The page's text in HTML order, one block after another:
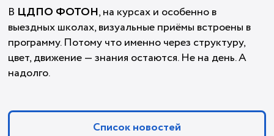
В ЦДПО ФОТОН, на курсах и особенно в
выездных школах, визуальные приёмы встроены в
программу. Потому что именно через структуру,
цвет, движение — знания остаются. Не на день. А
надолго.
Список новостей